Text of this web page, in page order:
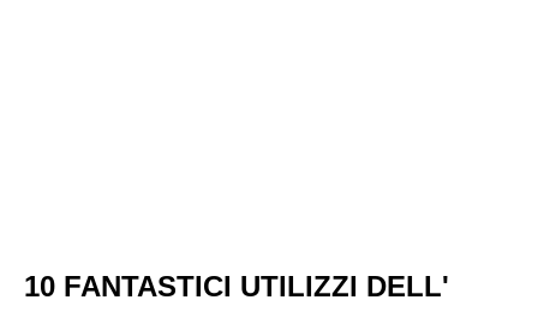
10 FANTASTICI UTILIZZI DELL'